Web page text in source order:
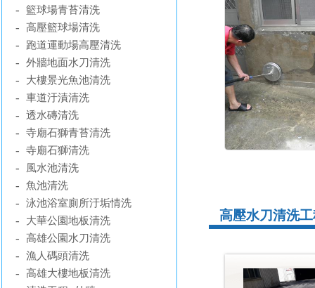
- 籃球場青苔清洗
- 高壓籃球場清洗
- 跑道運動場高壓清洗
- 外牆地面水刀清洗
- 大樓景光魚池清洗
- 車道汙漬清洗
- 透水磚清洗
- 寺廟石獅青苔清洗
- 寺廟石獅清洗
- 風水池清洗
- 魚池清洗
- 泳池浴室廁所汙垢情洗
- 大華公園地板清洗
- 高雄公園水刀清洗
- 漁人碼頭清洗
- 高雄大樓地板清洗
高壓水刀清洗